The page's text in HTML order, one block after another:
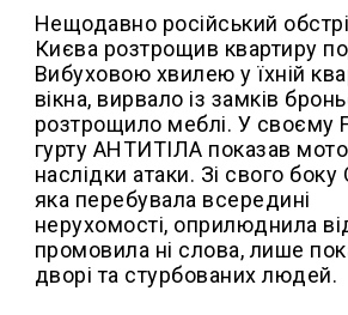
Нещодавно російський
Києва розтрощив квартиру
Вибуховою хвилею у їхній
вікна, вирвало із замків
розтрощило меблі. У своєму
гурту АНТИТІЛА показав
наслідки атаки. Зі свого
яка перебувала всередині
нерухомості, оприлюднила
промовила ні слова, лише
дворі та стурбованих людей.